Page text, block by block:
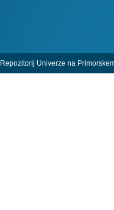
Repozitorij Univerze na